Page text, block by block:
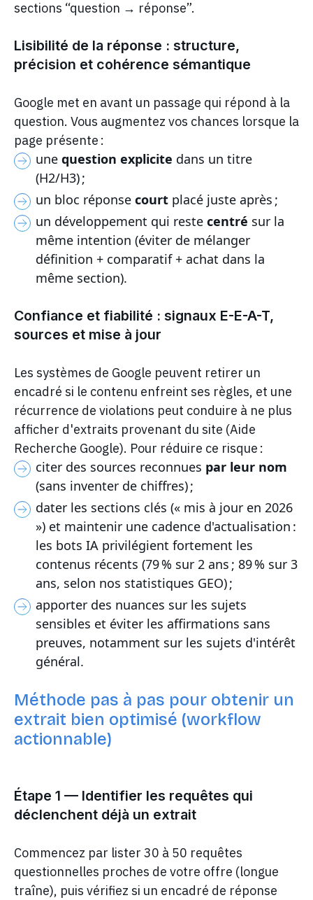
sections “question → réponse”.
Lisibilité de la réponse : structure,
précision et cohérence sémantique
Google met en avant un passage qui répond à la
question. Vous augmentez vos chances lorsque la
page présente :
unequestion explicite dans un titre
(H2/H3) ;
un bloc réponsecourt placé juste après ;
un développement qui restecentré sur la
même intention (éviter de mélanger
définition + comparatif + achat dans la
même section).
Confiance et fiabilité : signaux E-E-A-T,
sources et mise à jour
Les systèmes de Google peuvent retirer un
encadré si le contenu enfreint ses règles, et une
récurrence de violations peut conduire à ne plus
afficher d'extraits provenant du site (Aide
Recherche Google). Pour réduire ce risque :
citer des sources reconnues par leur nom
(sans inventer de chiffres) ;
dater les sections clés (« mis à jour en 2026
») et maintenir une cadence d'actualisation :
les bots IA privilégient fortement les
contenus récents (79 % sur 2 ans ; 89 % sur 3
ans, selon nos statistiques GEO) ;
apporter des nuances sur les sujets
sensibles et éviter les affirmations sans
preuves, notamment sur les sujets d'intérêt
général.
Méthode pas à pas pour obtenir un
extrait bien optimisé (workflow
actionnable)
Étape 1 — Identifier les requêtes qui
déclenchent déjà un extrait
Commencez par lister 30 à 50 requêtes
questionnelles proches de votre offre (longue
traîne), puis vérifiez si un encadré de réponse